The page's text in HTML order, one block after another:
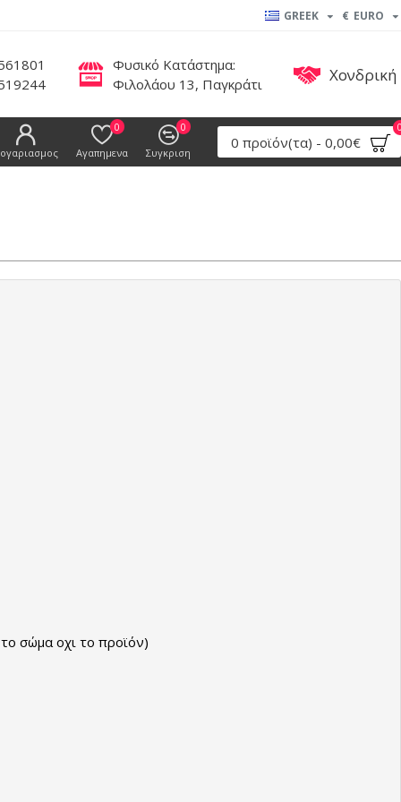
GREEK € EURO
Φυσικό Κατάστημα:
Φιλολάου 13, Παγκράτι
Χονδρική
Αγαπημενα
0
Συγκριση
0
0 προϊόν(τα) - 0,00€
σώμα οχι το προϊόν)